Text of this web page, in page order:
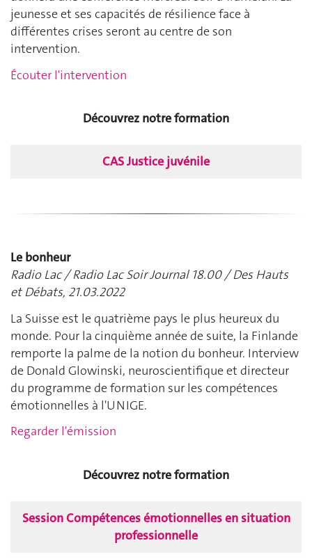
jeunesse et ses capacités de résilience face à
différentes crises seront au centre de son
intervention.
Écouter l'intervention
Découvrez notre formation
CAS Justice juvénile
Le bonheur
Radio Lac / Radio Lac Soir Journal 18.00 / Des Hauts
et Débats, 21.03.2022
La Suisse est le quatrième pays le plus heureux du
monde. Pour la cinquième année de suite, la Finlande
remporte la palme de la notion du bonheur. Interview
de Donald Glowinski, neuroscientifique et directeur
du programme de formation sur les compétences
émotionnelles à l'UNIGE.
Regarder l'émission
Découvrez notre formation
Session Compétences émotionnelles en situation
professionnelle